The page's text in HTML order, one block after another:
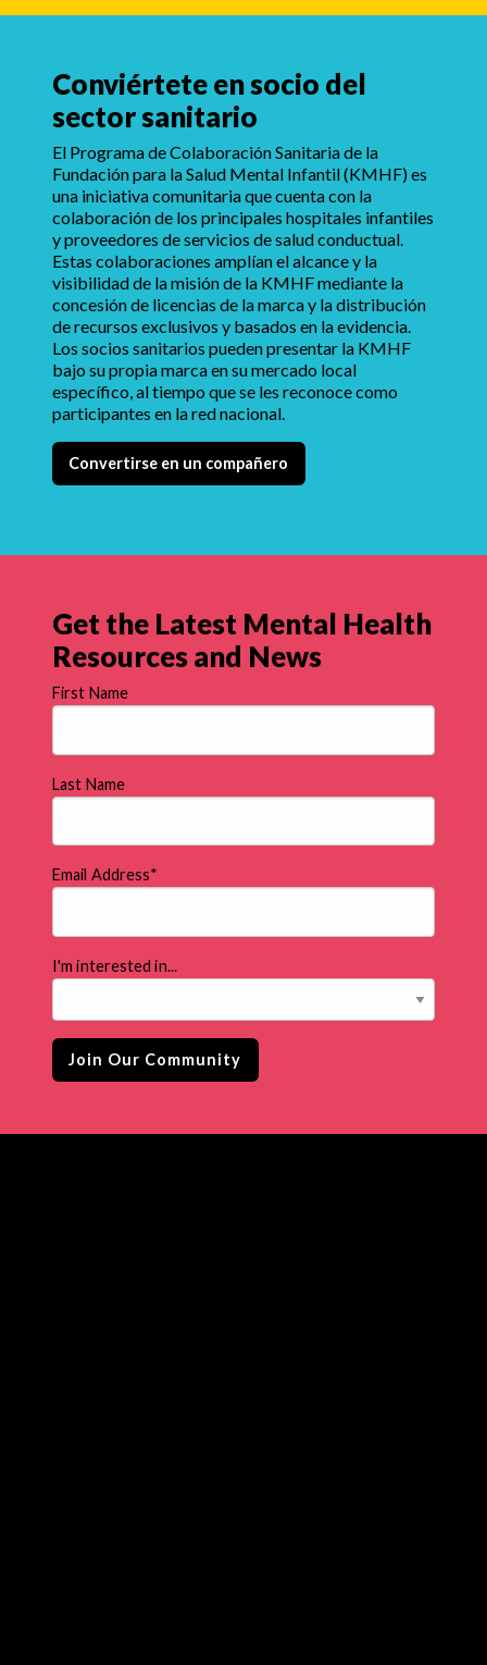
Conviértete en socio del
sector sanitario
El Programa de Colaboración Sanitaria de la
Fundación para la Salud Mental Infantil (KMHF) es
una iniciativa comunitaria que cuenta con la
colaboración de los principales hospitales infantiles
y proveedores de servicios de salud conductual.
Estas colaboraciones amplían el alcance y la
visibilidad de la misión de la KMHF mediante la
concesión de licencias de la marca y la distribución
de recursos exclusivos y basados en la evidencia.
Los socios sanitarios pueden presentar la KMHF
bajo su propia marca en su mercado local
específico, al tiempo que se les reconoce como
participantes en la red nacional.
Convertirse en un compañero
Get the Latest Mental Health
Resources and News
First Name
Last Name
Email Address*
I'm interested in...